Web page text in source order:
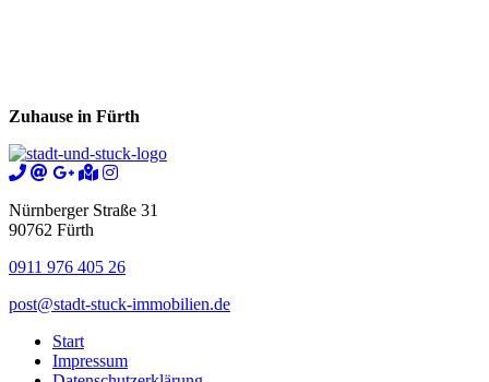
Zuhause in Fürth
Nürnberger Straße 31
90762 Fürth
0911 976 405 26
post@stadt-stuck-immobilien.de
Start
Impressum